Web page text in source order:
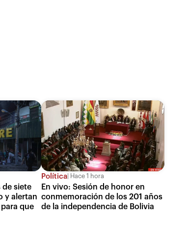
de siete
y alertan
que
Política Hace 1 hora
En vivo: Sesión de honor en
conmemoración de los 201 años
de la independencia de Bolivia